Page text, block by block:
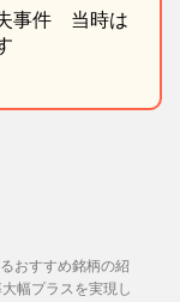
事件 当時は
おすすめ銘柄の紹
幅プラスを実現し